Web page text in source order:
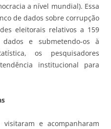
a nível mundial). Essa
de dados sobre corrupção
eleitorais relativos a 159
dados e submetendo-os à
os pesquisadores
institucional para
e acompanharam